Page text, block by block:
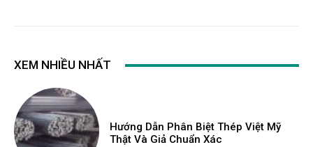
XEM NHIỀU NHẤT
Hướng Dẫn Phân Biệt Thép Việt Mỹ
Thật Và Giả Chuẩn Xác